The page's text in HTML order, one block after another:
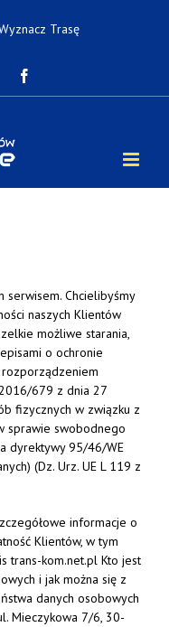
Trasę
serwisem. Chcielibyśmy
naszych Klientów
możliwe starania,
o ochronie
679 z dnia 27
fizycznych w związku z
sprawie swobodnego
dyrektywy 95/46/WE
(Dz. Urz. UE L 119 z
informacje o
Klientów, w tym
trans-kom.net.pl Kto jest
i jak można się z
danych osobowych
Mieczykowa 7/6, 30-